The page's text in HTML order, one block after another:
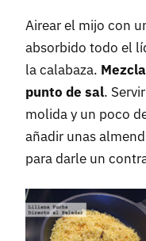
Airear el mijo con
absorbido todo el
la calabaza.
punto de sal.
molida y un poco
añadir unas
para darle un